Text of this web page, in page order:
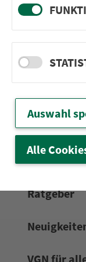
24h-
0911 27075-
Zum
Netz &
Frei­zeit-
Service
Rat­ge­ber
VGN für
Auswahl
Alle